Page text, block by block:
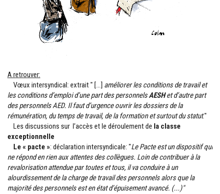
A retrouver:
Vœux intersyndical: extrait " [...] améliorer les conditions de travail et
les conditions d’emploi d’une part des personnelsAESH et d’autre part
des personnelsAED. Il faut d’urgence ouvrir les dossiers de la
rémunération, du temps de travail, de la formation et surtout du statut."
Les discussions sur l ’accès et le déroulementde la classe
exceptionnelle
Le « pacte »: déclaration intersyndicale: "Le Pacte est un dispositif qui
ne répond en rien aux attentes des collègues. Loin de contribuer à la
revalorisation attendue par toutes et tous, il va conduire à un
alourdissement de la charge de travail des personnels alors que la
majorité des personnels est en état d’épuisement avancé. (...)"